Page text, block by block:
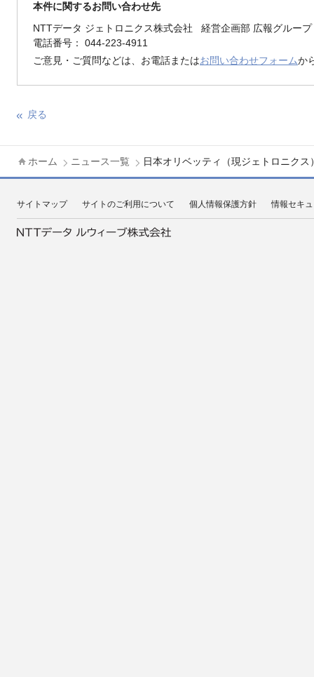
本件に関するお問い合わせ先
NTTデータ ジェトロニクス株式会社 経営企画部 広報グループ
電話番号： 044-223-4911
ご意見・ご質問などは、お電話またはお問い合わせフォームか
戻る
ホーム ニュース一覧 日本オリベッティ（現ジェトロニク
サイトマップ サイトのご利用について 個人情報保護方針 情報セキ